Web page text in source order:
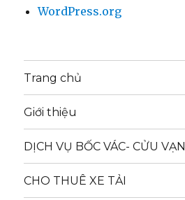
WordPress.org
Trang chủ
Giới thiệu
DỊCH VỤ BỐC VÁC- CỬU VẠN
CHO THUÊ XE TẢI